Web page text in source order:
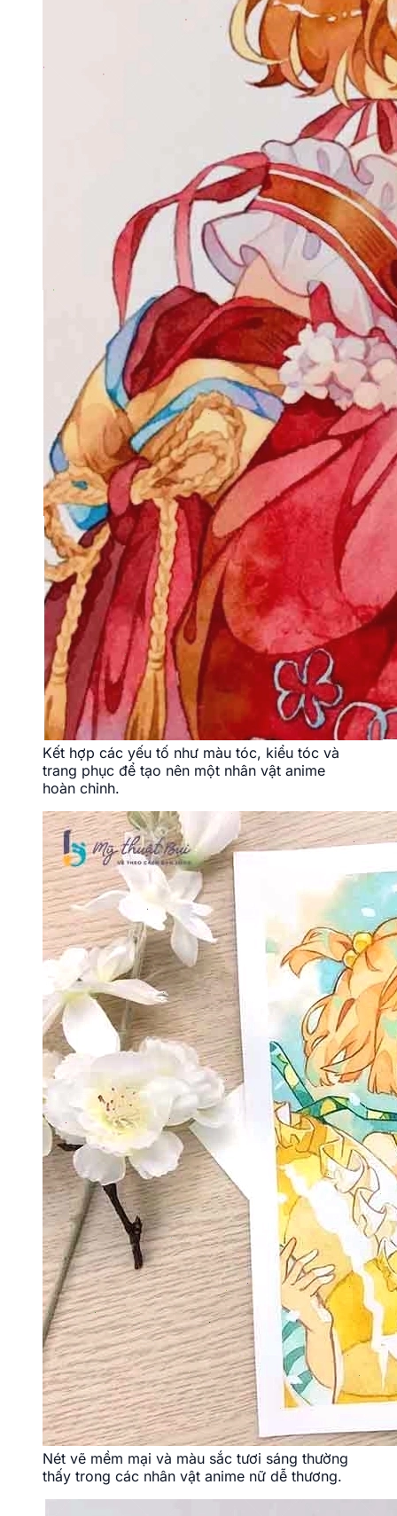
Kết hợp các yếu tố như màu tóc, kiểu tóc và
trang phục để tạo nên một nhân vật anime
hoàn chỉnh.
Nét vẽ mềm mại và màu sắc tươi sáng thường
thấy trong các nhân vật anime nữ dễ thương.